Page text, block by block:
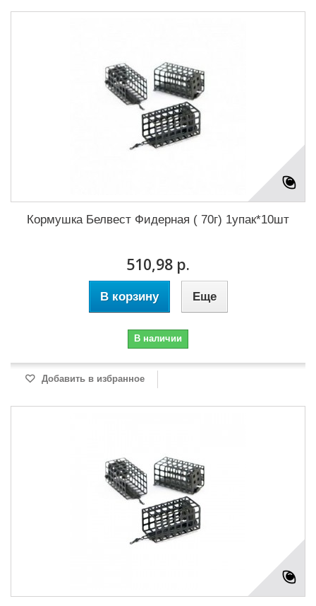
Кормушка Белвест Фидерная ( 70г) 1упак*10шт
510,98 р.
В корзину Еще
В наличии
Добавить в избранное